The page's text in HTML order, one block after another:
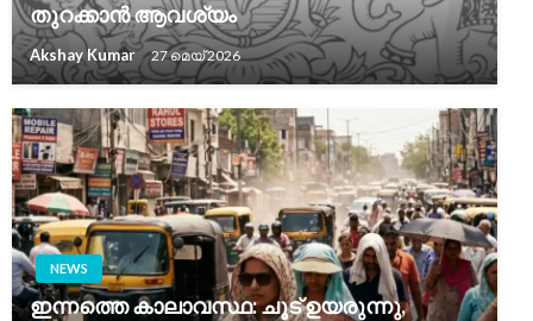
തുറക്കാൻ ആവശ്യം
Akshay Kumar 27 മെയ്‌ 2026
NEWS
ഇന്നത്തെ കാലാവസ്ഥ: ചൂട് ഉയരുന്നു,